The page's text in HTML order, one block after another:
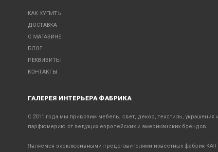
КАК КУПИТЬ
ДОСТАВКА
О МАГАЗИНЕ
БЛОГ
РЕКВИЗИТЫ
КОНТАКТЫ
ГАЛЕРЕЯ ИНТЕРЬЕРА ФАБРИКА
С 2011 года мы привозим мебель, свет, декор, текстиль, украшения
парфюмерию от ведущих европейских и американских брендов.
Являемся эксклюзивными представителями известных фабрик